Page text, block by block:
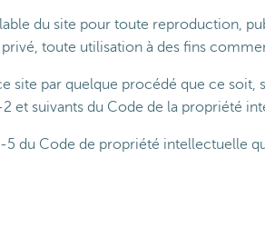
du site pour toute reproduction,
toute utilisation à des fins
site par quelque procédé que ce
et suivants du Code de la propriété
5 du Code de propriété